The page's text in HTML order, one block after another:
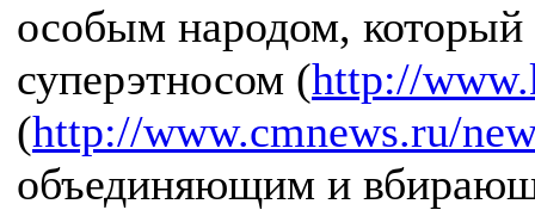
особым народом,
суперэтносом (http://
(http://www.cmnews.ru/
объединяющим и